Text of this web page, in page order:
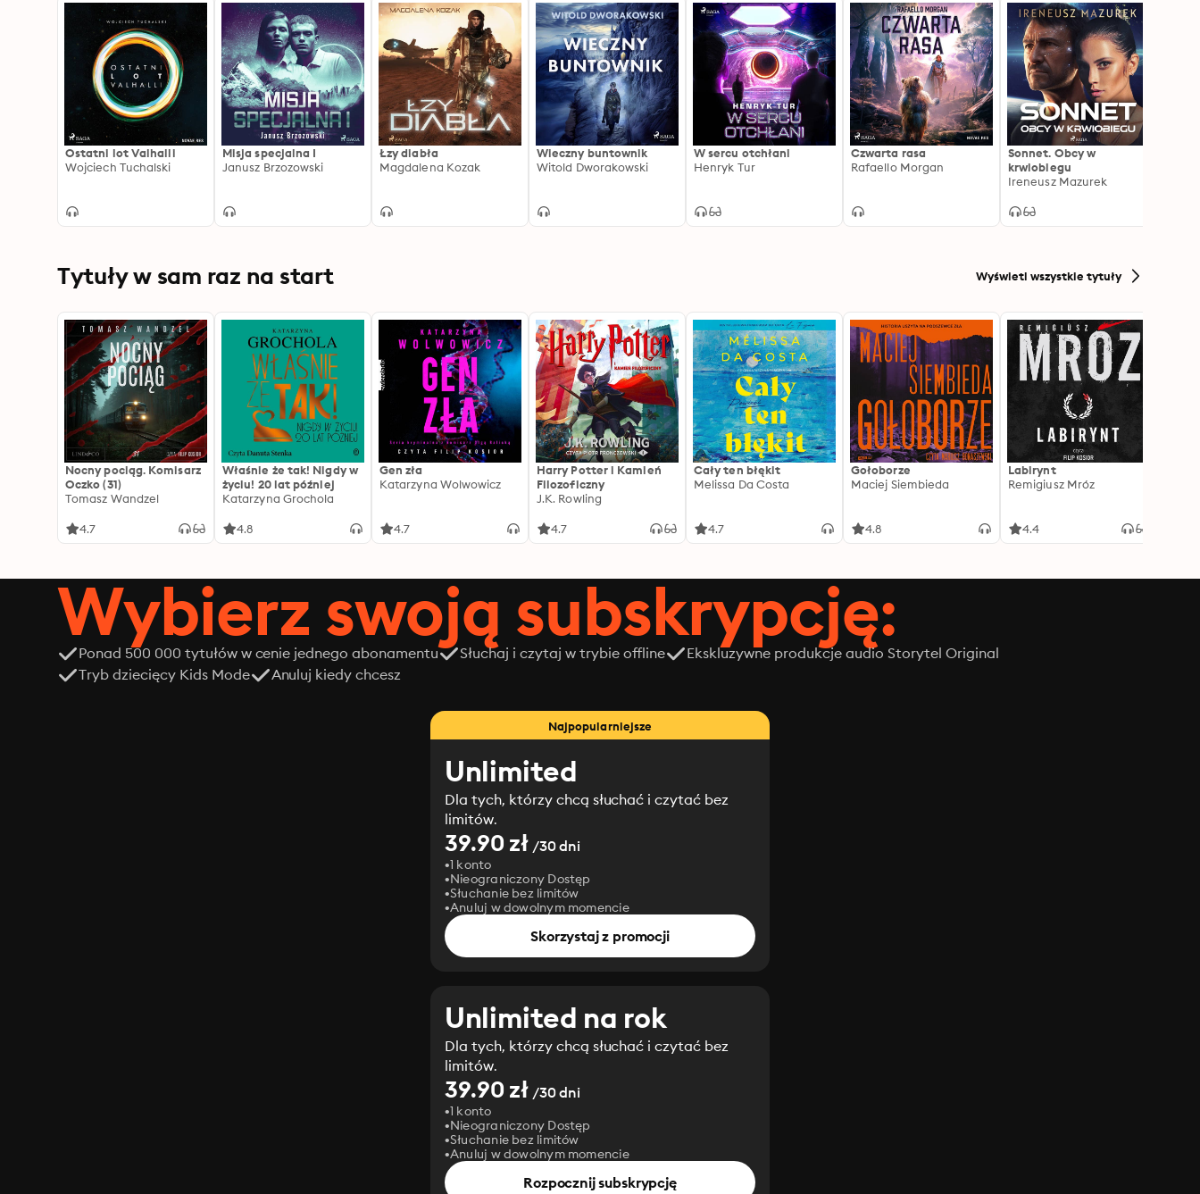
Ostatni lot Valhalli
Wojciech Tuchalski
Misja specjalna I
Janusz Brzozowski
Łzy diabła
Magdalena Kozak
Wieczny buntownik
Witold Dworakowski
W sercu otchłani
Henryk Tur
Czwarta rasa
Rafaello Morgan
Sonnet. Obcy w
krwiobiegu
Ireneusz Mazurek
Tytuły w sam raz na start Wyświetl wszystkie tytuły
Nocny pociąg. Komisarz
Oczko (31)
Tomasz Wandzel
4.7
Właśnie że tak! Nigdy w
życiu! 20 lat później
Katarzyna Grochola
4.8
Gen zła
Katarzyna Wolwowicz
4.7
Harry Potter i Kamień
Filozoficzny
J.K. Rowling
4.7
Cały ten błękit
Melissa Da Costa
4.7
Gołoborze
Maciej Siembieda
4.8
Labirynt
Remigiusz Mróz
4.4
Wybierz swoją subskrypcję:
Ponad 500 000 tytułów w cenie jednego abonamentu Słuchaj i czytaj w trybie offline
Ekskluzywne produkcje audio Storytel Original
Tryb dziecięcy Kids Mode
Anuluj kiedy chcesz
Najpopularniejsze
Unlimited
Dla tych, którzy chcą słuchać i czytać bez
limitów.
39.90 zł/30 dni
1 konto
Nieograniczony Dostęp
Słuchanie bez limitów
Anuluj w dowolnym momencie
Skorzystaj z promocji
Unlimited na rok
Dla tych, którzy chcą słuchać i czytać bez
limitów.
39.90 zł/30 dni
1 konto
Nieograniczony Dostęp
Słuchanie bez limitów
Anuluj w dowolnym momencie
Rozpocznij subskrypcję